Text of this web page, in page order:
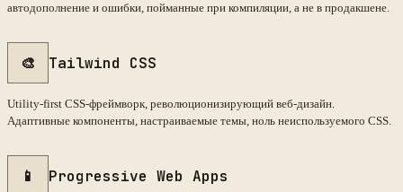
автодополнение и ошибки, пойманные при компиляции, а не в продакшене.
🎨 Tailwind CSS
Utility-first CSS-фреймворк, революционизирующий веб-дизайн.
Адаптивные компоненты, настраиваемые темы, ноль неиспользуемого CSS.
📱 Progressive Web Apps